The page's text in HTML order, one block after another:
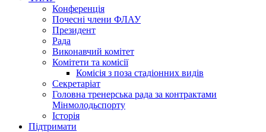
Конференція
Почесні члени ФЛАУ
Президент
Рада
Виконавчий комітет
Комітети та комісії
Комісія з поза стадіонних видів
Секретаріат
Головна тренерська рада за контрактами
Мінмолодьспорту
Історія
Підтримати